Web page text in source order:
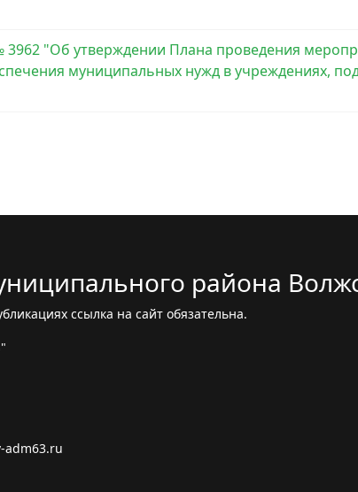
3962 "Об утверждении Плана проведения
муниципальных нужд в учреждениях,
района
ссылка на сайт обязательна.
adm63.ru